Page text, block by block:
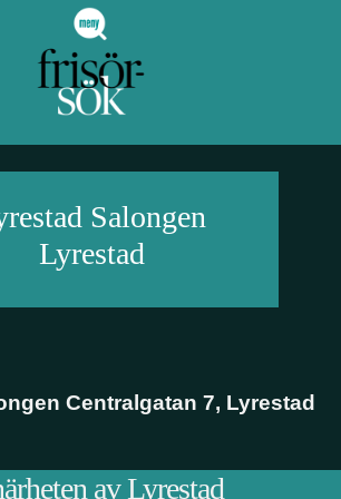
Salongen
Lyrestad
Centralgatan 7, Lyrestad
av Lyrestad